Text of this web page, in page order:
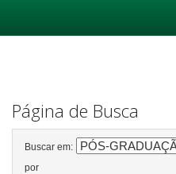
Página de Busca
Buscar em:
por